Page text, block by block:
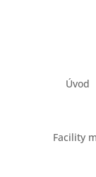
Úvod
Facility